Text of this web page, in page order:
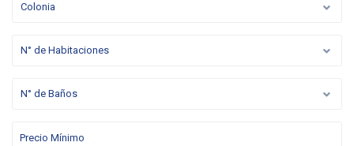
Colonia
N° de Habitaciones
N° de Baños